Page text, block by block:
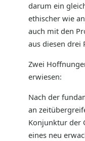
darum ein
ethischer wie
auch mit den
aus diesen drei
Zwei
erwiesen:
Nach der
an
Konjunktur der
eines neu